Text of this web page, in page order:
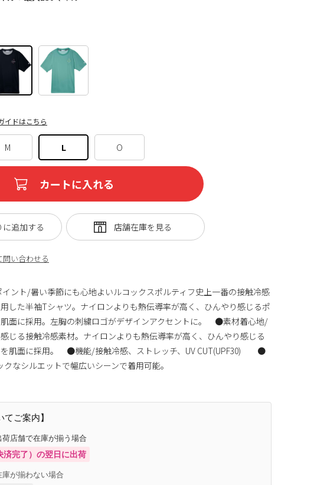
M L O
イドはこちら
カートに入れる
問い合わせる
に追加する
ント/暑い季節にも心地よいルコックスポルティフ史上一番の接触冷感
した半袖Tシャツ。ナイロンよりも熱伝導率が高く、ひんやり感じるポ
肌面に採用。左胸の刺繍ロゴがデザインアクセントに。 ●素材着心地/
じる接触冷感素材。ナイロンよりも熱伝導率が高く、ひんやり感じる
を肌面に採用。 ●機能/接触冷感、ストレッチ、UV CUT(UPF30) ●
なシルエットで幅広いシーンで着用可能。
てご案内】
店舗で在庫が揃う場合
済完了）の翌日に出荷
が揃わない場合